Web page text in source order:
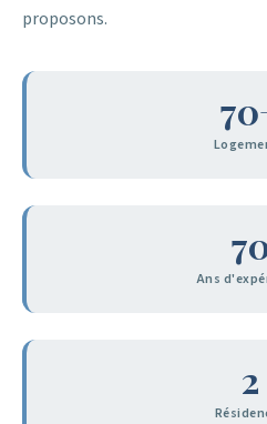
proposons.
Ans
2